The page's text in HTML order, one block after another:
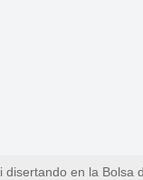
disertando en la Bolsa